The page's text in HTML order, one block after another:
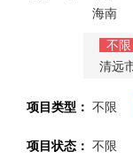
海南
不限
清远
项目类型： 不限
项目状态： 不限